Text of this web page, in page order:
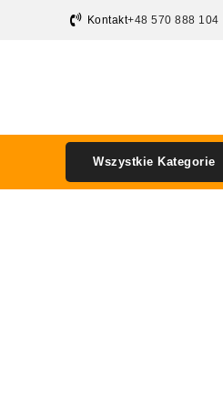
Kontakt+48 570 888 104
Wszystkie Kategorie